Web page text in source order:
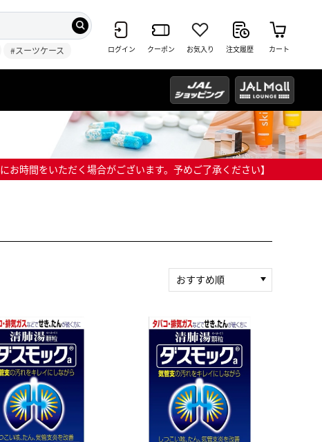
#スーツケース ログイン クーポン お気入り 注文履歴 カート
時間をいただく場合がございます。予めご了承ください】
おすすめ順
積算マイル率（高い
順）
人気順
レビュー件数（多い
順）
レビュー評価（高い
順）
価格（安い順）
価格（高い順）